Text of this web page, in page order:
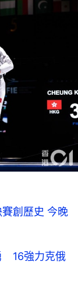
創歷史 今晚
16強力克俄